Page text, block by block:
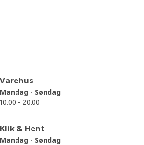
Åbningstider
Varehus
Mandag - Søndag
10.00 - 20.00
Klik & Hent
Mandag - Søndag